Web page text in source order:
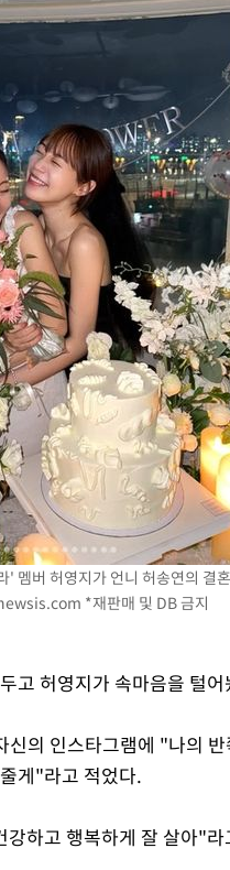
' 멤버 허영지가 언니 허송연의 결
*재판매 및 DB 금지
고 허영지가 속마음을 털
신의 인스타그램에 "나의
게"라고 적었다.
강하고 행복하게 잘 살아"